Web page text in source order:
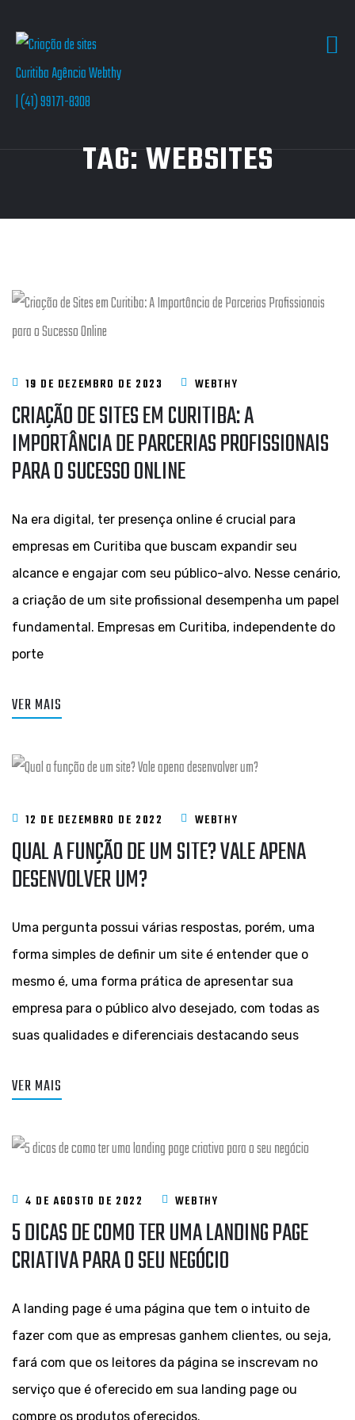
TAG: WEBSITES
19 DE DEZEMBRO DE 2023 WEBTHY
CRIAÇÃO DE SITES EM CURITIBA: A
IMPORTÂNCIA DE PARCERIAS PROFISSIONAIS
PARA O SUCESSO ONLINE
Na era digital, ter presença online é crucial para
empresas em Curitiba que buscam expandir seu
alcance e engajar com seu público-alvo. Nesse cenário,
a criação de um site profissional desempenha um papel
fundamental. Empresas em Curitiba, independente do
porte
VER MAIS
12 DE DEZEMBRO DE 2022 WEBTHY
QUAL A FUNÇÃO DE UM SITE? VALE APENA
DESENVOLVER UM?
Uma pergunta possui várias respostas, porém, uma
forma simples de definir um site é entender que o
mesmo é, uma forma prática de apresentar sua
empresa para o público alvo desejado, com todas as
suas qualidades e diferenciais destacando seus
VER MAIS
4 DE AGOSTO DE 2022 WEBTHY
5 DICAS DE COMO TER UMA LANDING PAGE
CRIATIVA PARA O SEU NEGÓCIO
A landing page é uma página que tem o intuito de
fazer com que as empresas ganhem clientes, ou seja,
fará com que os leitores da página se inscrevam no
serviço que é oferecido em sua landing page ou
compre os produtos oferecidos.